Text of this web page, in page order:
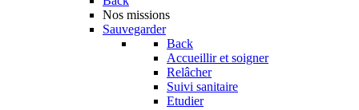
Nos missions
Sauvegarder
Back
Accueillir et soigner
Relâcher
Suivi sanitaire
Etudier